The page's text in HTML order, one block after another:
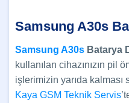
Samsung A30s
Samsung A30s Batarya
kullanılan cihazınızın pil
işlerimizin yarıda
Kaya GSM Teknik Servis